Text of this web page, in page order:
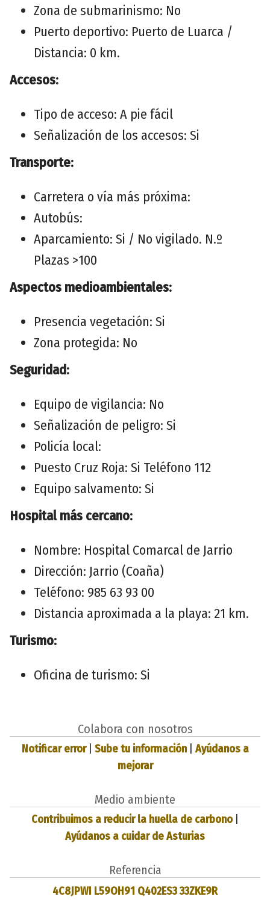
Zona de submarinismo: No
Puerto deportivo: Puerto de Luarca /
Distancia: 0 km.
Accesos:
Tipo de acceso: A pie fácil
Señalización de los accesos: Si
Transporte:
Carretera o vía más próxima:
Autobús:
Aparcamiento: Si / No vigilado. N.º
Plazas >100
Aspectos medioambientales:
Presencia vegetación: Si
Zona protegida: No
Seguridad:
Equipo de vigilancia: No
Señalización de peligro: Si
Policía local:
Puesto Cruz Roja: Si Teléfono 112
Equipo salvamento: Si
Hospital más cercano:
Nombre: Hospital Comarcal de Jarrio
Dirección: Jarrio (Coaña)
Teléfono: 985 63 93 00
Distancia aproximada a la playa: 21 km.
Turismo:
Oficina de turismo: Si
Colabora con nosotros
Notificar error| Sube tu información| Ayúdanos a
mejorar
Medio ambiente
Contribuimos a reducir la huella de carbono
Ayúdanos a cuidar de Asturias
Referencia
4C8JPWI L59OH91 Q402ES3 33ZKE9R